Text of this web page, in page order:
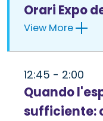
Orari Expo
View More
12:45 - 2:00
Quando
sufficiente: